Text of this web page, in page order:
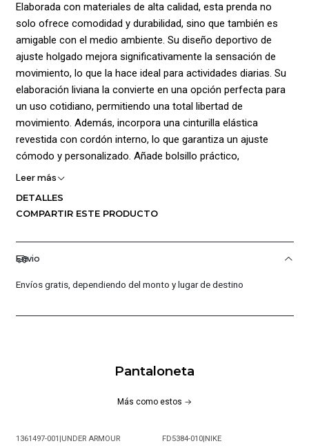
Elaborada con materiales de alta calidad, esta prenda no
solo ofrece comodidad y durabilidad, sino que también es
amigable con el medio ambiente. Su diseño deportivo de
ajuste holgado mejora significativamente la sensación de
movimiento, lo que la hace ideal para actividades diarias. Su
elaboración liviana la convierte en una opción perfecta para
un uso cotidiano, permitiendo una total libertad de
movimiento. Además, incorpora una cinturilla elástica
revestida con cordón interno, lo que garantiza un ajuste
cómodo y personalizado. Añade bolsillo práctico,
proporcionando espacio para almacenar objetos de menor
transpirabilidad, además, la tela elástica y ligera ofrece una
comodidad y durabilidad superior. Para un estilo distintivo, el
prenda, brindando un toque de elegancia y asegurando que
Leer más
DETALLES
COMPARTIR ESTE PRODUCTO
Envio
Envíos gratis, dependiendo del monto y lugar de destino
Pantaloneta
Más como estos
1361497-001 |UNDER ARMOUR FD5384-010|NIKE